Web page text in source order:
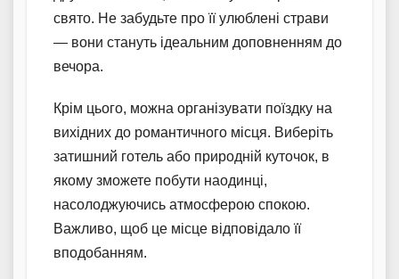
свято. Не забудьте про її улюблені страви
— вони стануть ідеальним доповненням до
вечора.
Крім цього, можна організувати поїздку на
вихідних до романтичного місця. Виберіть
затишний готель або природній куточок, в
якому зможете побути наодинці,
насолоджуючись атмосферою спокою.
Важливо, щоб це місце відповідало її
вподобанням.